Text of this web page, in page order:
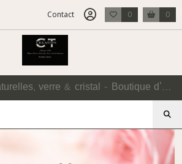
Contact 0 0
Bijoux en pierres naturelles, verre & cristal - Boutique d'Accessoires